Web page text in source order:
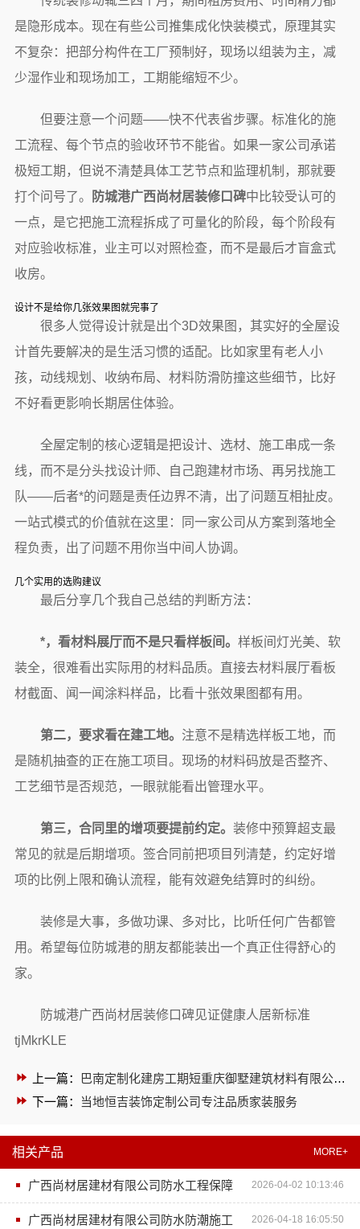
是隐形成本。现在有些公司推集成化快装模式，原理其实
不复杂：把部分构件在工厂预制好，现场以组装为主，减
少湿作业和现场加工，工期能缩短不少。
但要注意一个问题——快不代表省步骤。标准化的施
工流程、每个节点的验收环节不能省。如果一家公司承诺
极短工期，但说不清楚具体工艺节点和监理机制，那就要
打个问号了。
防城港广西尚材居装修口碑中比较受认可的
一点，是它把施工流程拆成了可量化的阶段，每个阶段有
对应验收标准，业主可以对照检查，而不是最后才盲盒式
收房。
设计不是给你几张效果图就完事了
很多人觉得设计就是出个3D效果图，其实好的全屋设
计首先要解决的是生活习惯的适配。比如家里有老人小
孩，动线规划、收纳布局、材料防滑防撞这些细节，比好
不好看更影响长期居住体验。
全屋定制的核心逻辑是把设计、选材、施工串成一条
线，而不是分头找设计师、自己跑建材市场、再另找施工
队——后者*的问题是责任边界不清，出了问题互相扯皮。
一站式模式的价值就在这里：同一家公司从方案到落地全
程负责，出了问题不用你当中间人协调。
几个实用的选购建议
最后分享几个我自己总结的判断方法：
*，看材料展厅而不是只看样板间。 样板间灯光美、软
装全，很难看出实际用的材料品质。直接去材料展厅看板
材截面、闻一闻涂料样品，比看十张效果图都有用。
第二，要求看在建工地。 注意不是精选样板工地，而
是随机抽查的正在施工项目。现场的材料码放是否整齐、
工艺细节是否规范，一眼就能看出管理水平。
第三，合同里的增项要提前约定。 装修中预算超支最
常见的就是后期增项。签合同前把项目列清楚，约定好增
项的比例上限和确认流程，能有效避免结算时的纠纷。
装修是大事，多做功课、多对比，比听任何广告都管
用。希望每位防城港的朋友都能装出一个真正住得舒心的
家。
防城港广西尚材居装修口碑见证健康人居新标准
tjMkrKLE
上一篇：
巴南定制化建房工期短重庆御墅建筑材料有限公司高效交付
下一篇：
当地恒吉装饰定制公司专注品质家装服务
相关产品 MORE+
广西尚材居建材有限公司防水工程保障 2026-04-02 10:13:46
广西尚材居建材有限公司防水防潮施工 2026-04-18 16:05:50